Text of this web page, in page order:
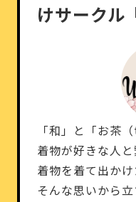
けサークル
「和」と「お茶
着物が好きな人と
着物を着て出かけ
そんな思いから立